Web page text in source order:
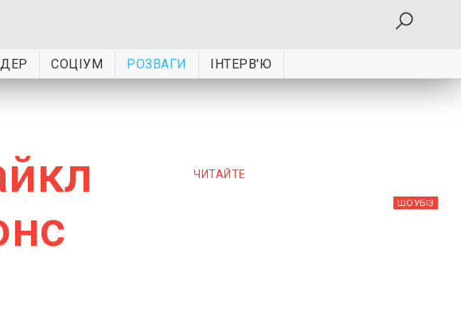
СОЦІУМ РОЗВАГИ ІНТЕРВ'Ю
ЧИТАЙТЕ
ШОУБIЗ